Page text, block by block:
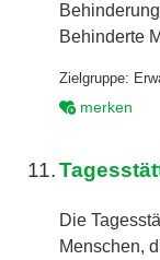
Behinderte
Zielgruppe:
merken
11.
Die
Menschen,